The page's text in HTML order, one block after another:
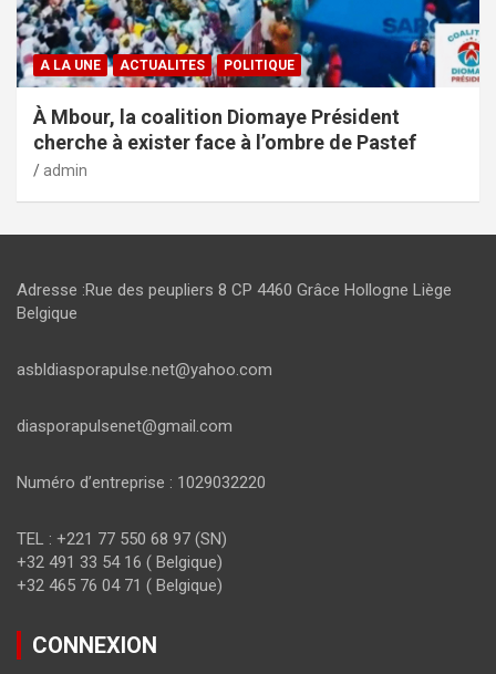
A LA UNE ACTUALITES POLITIQUE
À Mbour, la coalition Diomaye Président
cherche à exister face à l’ombre de Pastef
admin
Adresse :Rue des peupliers 8 CP 4460 Grâce Hollogne Liège
Belgique
asbldiasporapulse.net@yahoo.com
diasporapulsenet@gmail.com
Numéro d’entreprise : 1029032220
TEL : +221 77 550 68 97 (SN)
+32 491 33 54 16 ( Belgique)
+32 465 76 04 71 ( Belgique)
CONNEXION